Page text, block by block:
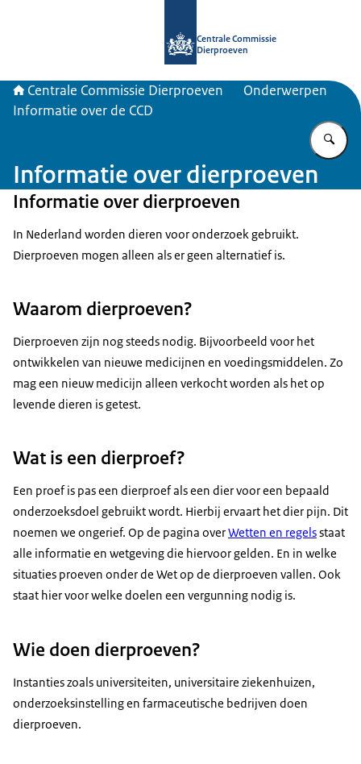
Centrale Commissie
Dierproeven
Centrale Commissie Dierproeven
Onderwerpen
Informatie over de CCD
Informatie over dierproeven
Informatie over dierproeven
In Nederland worden dieren voor onderzoek gebruikt.
Dierproeven mogen alleen als er geen alternatief is.
Waarom dierproeven?
Dierproeven zijn nog steeds nodig. Bijvoorbeeld voor het
ontwikkelen van nieuwe medicijnen en voedingsmiddelen. Zo
mag een nieuw medicijn alleen verkocht worden als het op
levende dieren is getest.
Wat is een dierproef?
Een proef is pas een dierproef als een dier voor een bepaald
onderzoeksdoel gebruikt wordt. Hierbij ervaart het dier pijn. Dit
noemen we ongerief. Op de pagina overWetten en regelsstaat
alle informatie en wetgeving die hiervoor gelden. En in welke
situaties proeven onder de Wet op de dierproeven vallen. Ook
staat hier voor welke doelen een vergunning nodig is.
Wie doen dierproeven?
Instanties zoals universiteiten, universitaire ziekenhuizen,
onderzoeksinstelling en farmaceutische bedrijven doen
dierproeven.